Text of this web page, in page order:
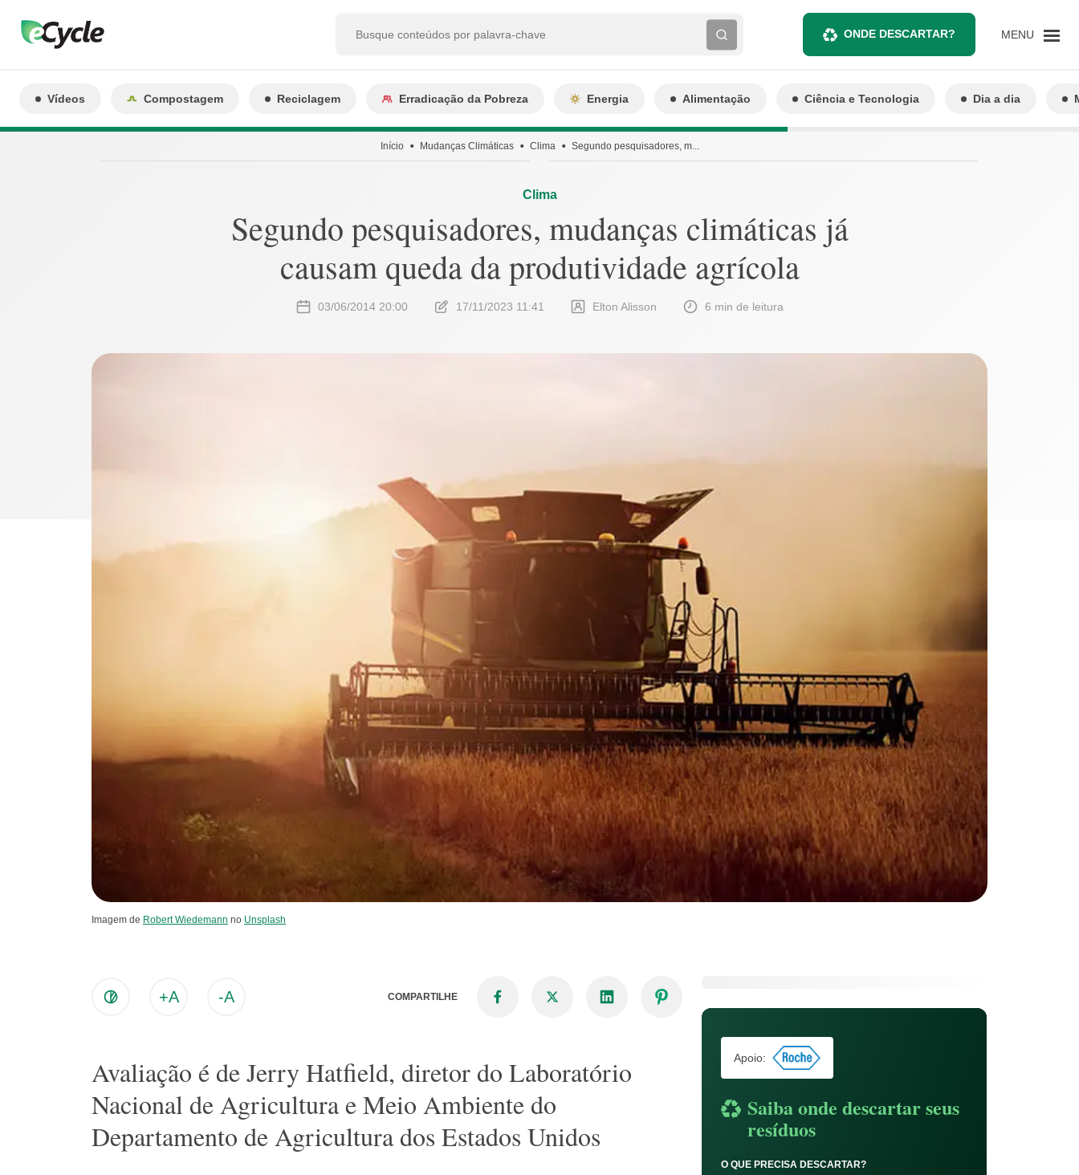
ONDE DESCARTAR? MENU
Vídeos Compostagem Reciclagem Erradicação da Pobreza Energia Alimentação Ciência e Tecnologia Dia a dia
Início Mudanças Climáticas Clima Segundo pesquisadores, m...
Clima
Segundo pesquisadores, mudanças climáticas já
causam queda da produtividade agrícola
03/06/2014 20:00 17/11/2023 11:41 Elton Alisson 6 min de leitura
Imagem de Robert Wiedemann no Unsplash
+A -A COMPARTILHE
Avaliação é de Jerry Hatfield, diretor do Laboratório
Nacional de Agricultura e Meio Ambiente do
Departamento de Agricultura dos Estados Unidos
Apoio:
Saiba onde descartar seus
resíduos
O QUE PRECISA DESCARTAR?